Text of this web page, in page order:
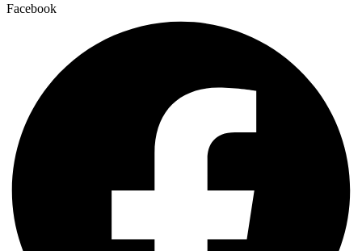
Facebook